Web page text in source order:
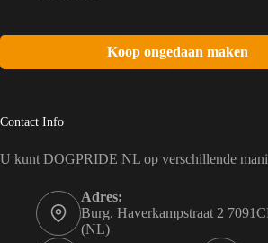
Koop ongedaan maken
Contact Info
U kunt DOGPRIDE NL op verschillende
Adres:
Burg. Haverkampstraat 2
(NL)